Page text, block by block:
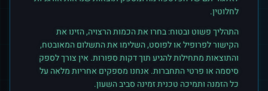
לחלוטין.
התהליך פשוט ובטוח: בחרו את הכמות הרצויה, הזינו את
הקישור לפרופיל או לפוסט, השלימו את התשלום המאובטח,
והתוצאות מתחילות להגיע תוך דקות ספורות. אין צורך לספק
סיסמה או פרטי התחברות. אנחנו מספקים אחריות מלאה על
כל הזמנה ותמיכה טכנית זמינה סביב השעון.